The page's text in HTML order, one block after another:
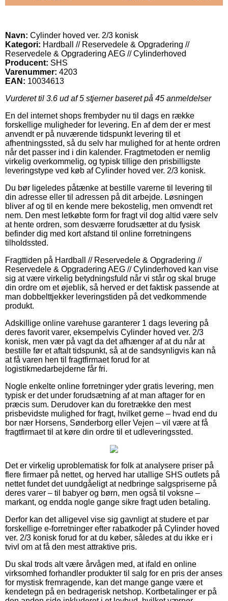
Navn: Cylinder hoved ver. 2/3 konisk
Kategori: Hardball // Reservedele & Opgradering //
Reservedele & Opgradering AEG // Cylinderhoved
Producent: SHS
Varenummer: 4203
EAN: 10034613
Vurderet til 3.6 ud af 5 stjerner baseret på 45 anmeldelser
En del internet shops frembyder nu til dags en række
forskellige muligheder for levering. En af dem der er mest
anvendt er på nuværende tidspunkt levering til et
afhentningssted, så du selv har mulighed for at hente ordren
når det passer ind i din kalender. Fragtmetoden er nemlig
virkelig overkommelig, og typisk tillige den prisbilligste
leveringstype ved køb af Cylinder hoved ver. 2/3 konisk.
Du bør ligeledes påtænke at bestille varerne til levering til
din adresse eller til adressen på dit arbejde. Løsningen
bliver af og til en kende mere bekostelig, men omvendt ret
nem. Den mest letkøbte form for fragt vil dog altid være selv
at hente ordren, som desværre forudsætter at du fysisk
befinder dig med kort afstand til online forretningens
tilholdssted.
Fragttiden på Hardball // Reservedele & Opgradering //
Reservedele & Opgradering AEG // Cylinderhoved kan vise
sig at være virkelig betydningsfuld når vi står og skal bruge
din ordre om et øjeblik, så herved er det faktisk passende at
man dobbelttjekker leveringstiden på det vedkommende
produkt.
Adskillige online varehuse garanterer 1 dags levering på
deres favorit varer, eksempelvis Cylinder hoved ver. 2/3
konisk, men vær på vagt da det afhænger af at du når at
bestille før et aftalt tidspunkt, så at de sandsynligvis kan nå
at få varen hen til fragtfirmaet forud for at
logistikmedarbejderne får fri.
Nogle enkelte online forretninger yder gratis levering, men
typisk er det under forudsætning af at man aftager for en
præcis sum. Derudover kan du foretrække den mest
prisbevidste mulighed for fragt, hvilket gerne – hvad end du
bor nær Horsens, Sønderborg eller Vejen – vil være at få
fragtfirmaet til at køre din ordre til et udleveringssted.
Det er virkelig uproblematisk for folk at analysere priser på
flere firmaer på nettet, og herved har utallige SHS outlets på
nettet fundet det uundgåeligt at nedbringe salgspriserne på
deres varer – til babyer og børn, men også til voksne –
markant, og endda nogle gange sikre fragt uden betaling.
Derfor kan det alligevel vise sig gavnligt at studere et par
forskellige e-forretninger efter rabatkoder på Cylinder hoved
ver. 2/3 konisk forud for at du køber, således at du ikke er i
tvivl om at få den mest attraktive pris.
Du skal trods alt være årvågen med, at ifald en online
virksomhed forhandler produkter til salg for en pris der anses
for mystisk fremragende, kan det mange gange være et
kendetegn på en bedragerisk netshop. Kortbetalinger er på